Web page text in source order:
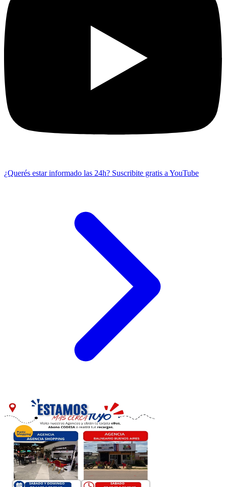
¿Querés estar informado las 24h? Suscribite gratis a YouTube